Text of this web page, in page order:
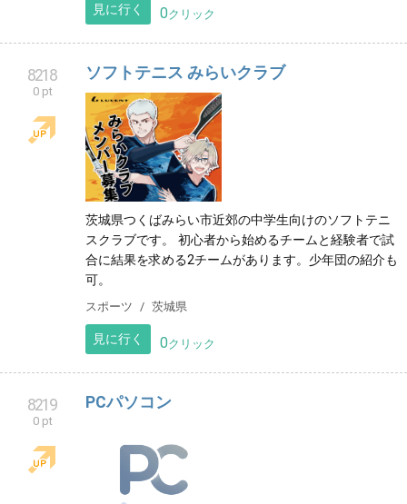
見に行く 0クリック
8218
0 pt
ソフトテニス みらいクラブ
茨城県つくばみらい市近郊の中学生向けのソフトテニ
スクラブです。 初心者から始めるチームと経験者で試
合に結果を求める2チームがあります。少年団の紹介も
可。
スポーツ 茨城県
見に行く 0クリック
8219
0 pt
PCパソコン